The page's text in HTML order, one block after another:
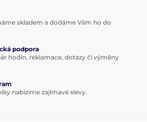
skladem a dodáme Vám ho do
podpora
hodin, reklamace, dotazy či výměny
nabízíme zajímavé slevy.